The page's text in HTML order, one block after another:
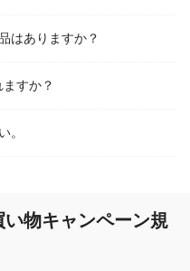
はありますか？
すか？
。
物キャンペーン規